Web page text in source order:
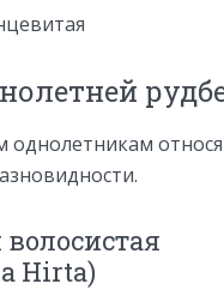
однолетникам
Hirta)